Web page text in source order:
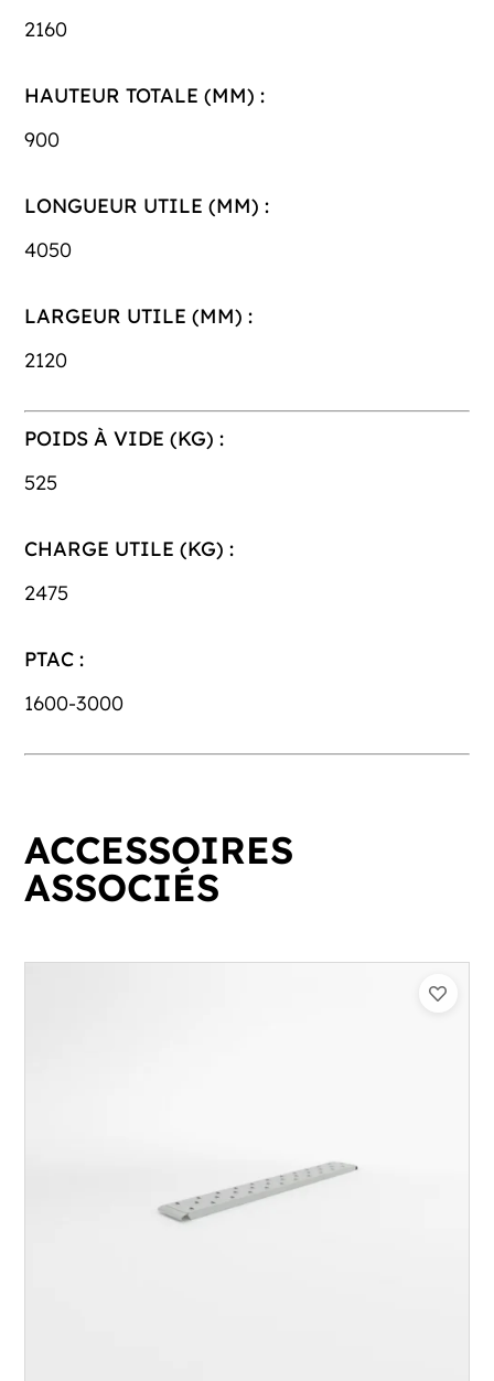
2160
HAUTEUR TOTALE (MM) :
900
LONGUEUR UTILE (MM) :
4050
LARGEUR UTILE (MM) :
2120
POIDS À VIDE (KG) :
525
CHARGE UTILE (KG) :
2475
PTAC :
1600-3000
ACCESSOIRES
ASSOCIÉS